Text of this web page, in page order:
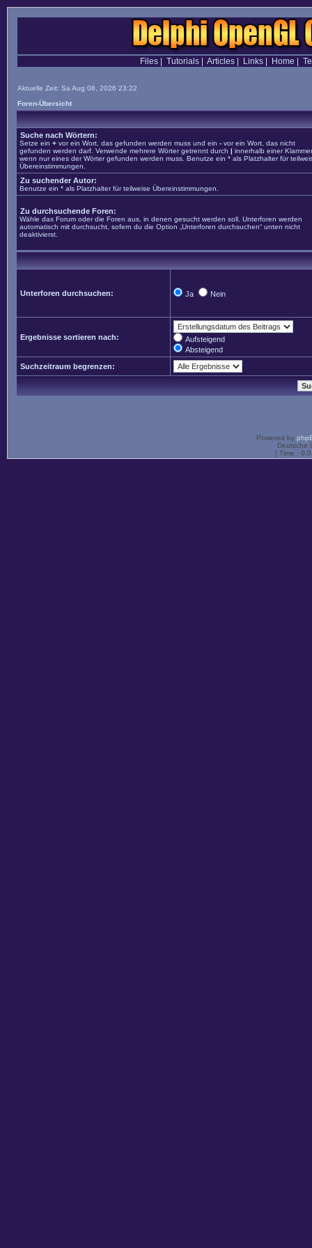
Files| Tutorials| Articles| Links| Home
Aktuelle Zeit: Sa Aug 08, 2026 23:22
Foren-Übersicht
Suche nach Wörtern:
Setze ein + vor ein Wort, das gefunden werden muss und ein - vor ein Wort, das nicht
gefunden werden darf. Verwende mehrere Wörter getrennt durch | innerhalb einer
wenn nur eines der Wörter gefunden werden muss. Benutze ein * als Platzhalter für
Übereinstimmungen.
Zu suchender Autor:
Benutze ein * als Platzhalter für teilweise Übereinstimmungen.
Zu durchsuchende Foren:
Wähle das Forum oder die Foren aus, in denen gesucht werden soll. Unterforen werden
automatisch mit durchsucht, sofern du die Option „Unterforen durchsuchen“ unten nicht
deaktivierst.
Unterforen durchsuchen: Ja Nein
Ergebnisse sortieren nach:
Aufsteigend
Absteigend
Suchzeitraum begrenzen:
Powered by
Deutsche
[ Time :